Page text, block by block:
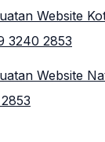
Website
3240 2853
Website